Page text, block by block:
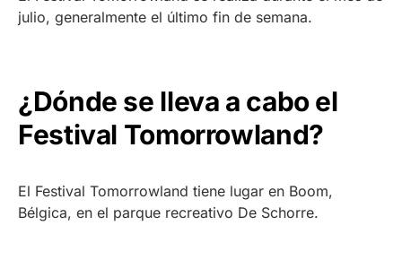
julio, generalmente el último fin de semana.
¿Dónde se lleva a cabo el
Festival Tomorrowland?
El Festival Tomorrowland tiene lugar en Boom,
Bélgica, en el parque recreativo De Schorre.